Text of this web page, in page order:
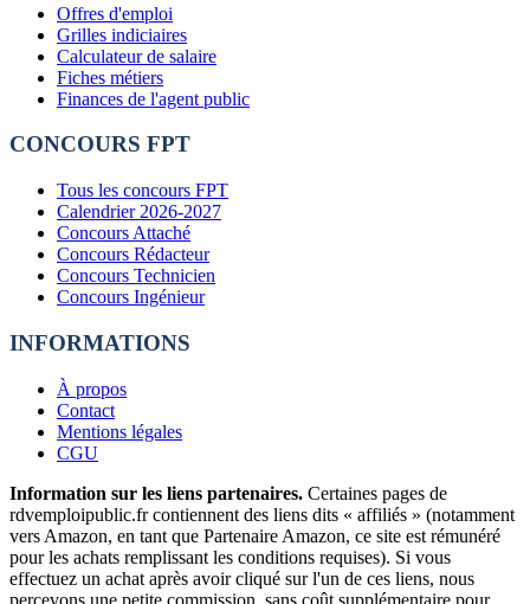
Offres d'emploi
Grilles indiciaires
Calculateur de salaire
Fiches métiers
Finances de l'agent public
CONCOURS FPT
Tous les concours FPT
Calendrier 2026-2027
Concours Attaché
Concours Rédacteur
Concours Technicien
Concours Ingénieur
INFORMATIONS
À propos
Contact
Mentions légales
CGU
Information sur les liens partenaires. Certaines pages de
rdvemploipublic.fr contiennent des liens dits « affiliés » (notamment
vers Amazon, en tant que Partenaire Amazon, ce site est rémunéré
pour les achats remplissant les conditions requises). Si vous
effectuez un achat après avoir cliqué sur l'un de ces liens, nous
percevons une petite commission, sans coût supplémentaire pour